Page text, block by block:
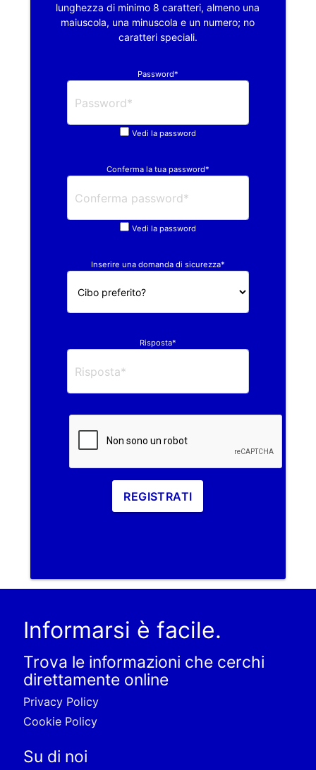
lunghezza di minimo 8 caratteri, almeno una
maiuscola, una minuscola e un numero; no
caratteri speciali.
Password*
Vedi la password
Conferma la tua password*
Vedi la password
Inserire una domanda di sicurezza*
Risposta*
REGISTRATI
Informarsi è facile.
Trova le informazioni che cerchi
direttamente online
Privacy Policy
Cookie Policy
Su di noi